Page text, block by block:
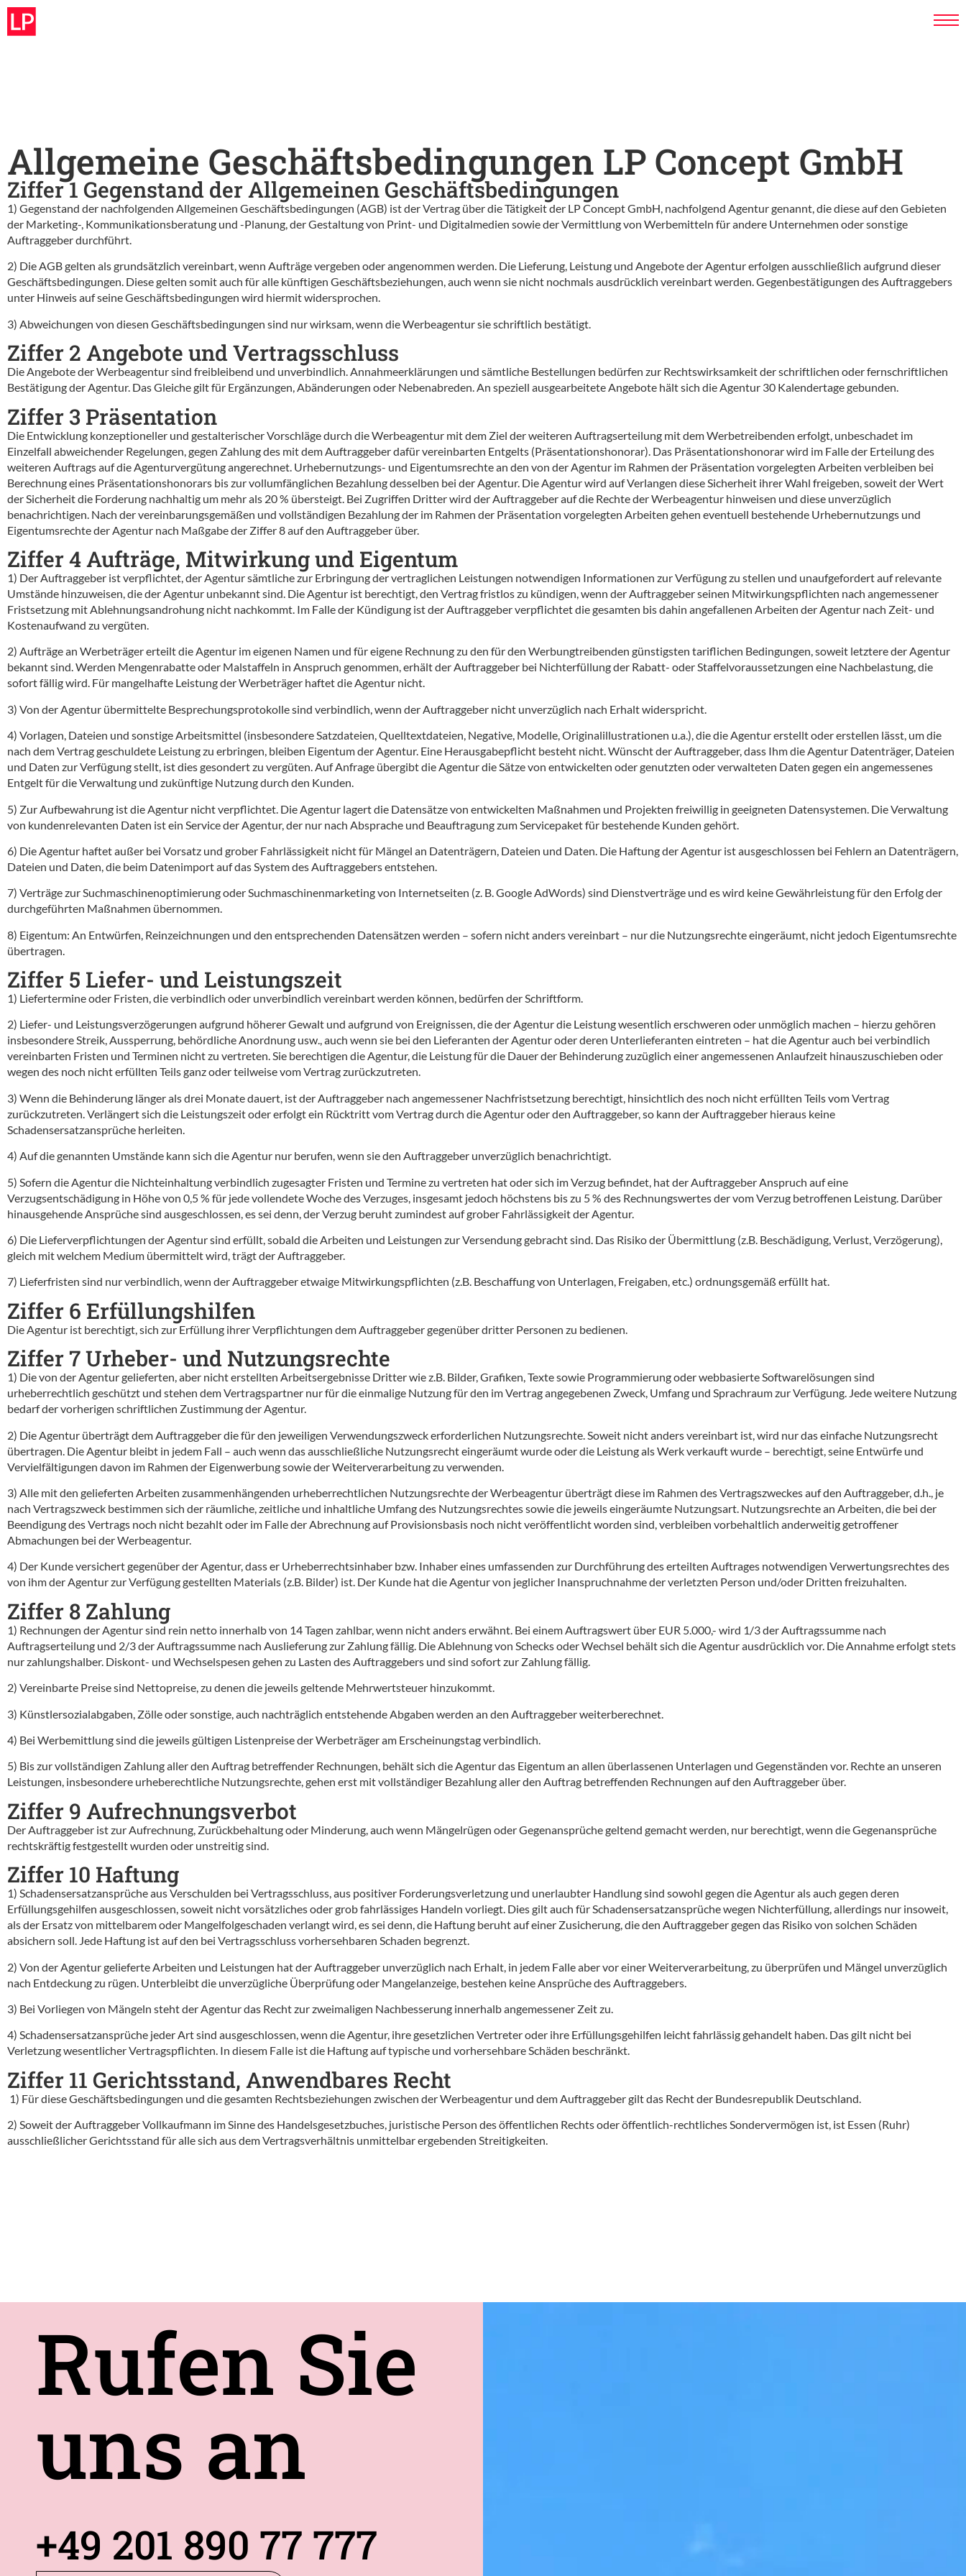
Allgemeine Geschäftsbedingungen LP Concept GmbH
Ziffer 1 Gegenstand der Allgemeinen Geschäftsbedingungen
1) Gegenstand der nachfolgenden Allgemeinen Geschäftsbedingungen (AGB) ist der Vertrag über die Tätigkeit der LP Concept GmbH, nachfolgend Agentur genannt, die diese auf den Gebieten
der Marketing-, Kommunikationsberatung und -Planung, der Gestaltung von Print- und Digitalmedien sowie der Vermittlung von Werbemitteln für andere Unternehmen oder sonstige
Auftraggeber durchführt.
2) Die AGB gelten als grundsätzlich vereinbart, wenn Aufträge vergeben oder angenommen werden. Die Lieferung, Leistung und Angebote der Agentur erfolgen ausschließlich aufgrund dieser
Geschäftsbedingungen. Diese gelten somit auch für alle künftigen Geschäftsbeziehungen, auch wenn sie nicht nochmals ausdrücklich vereinbart werden. Gegenbestätigungen des Auftraggebers
unter Hinweis auf seine Geschäftsbedingungen wird hiermit widersprochen.
3) Abweichungen von diesen Geschäftsbedingungen sind nur wirksam, wenn die Werbeagentur sie schriftlich bestätigt.
Ziffer 2 Angebote und Vertragsschluss
Die Angebote der Werbeagentur sind freibleibend und unverbindlich. Annahmeerklärungen und sämtliche Bestellungen bedürfen zur Rechtswirksamkeit der schriftlichen oder fernschriftlichen
Bestätigung der Agentur. Das Gleiche gilt für Ergänzungen, Abänderungen oder Nebenabreden. An speziell ausgearbeitete Angebote hält sich die Agentur 30 Kalendertage gebunden.
Ziffer 3 Präsentation
Die Entwicklung konzeptioneller und gestalterischer Vorschläge durch die Werbeagentur mit dem Ziel der weiteren Auftragserteilung mit dem Werbetreibenden erfolgt, unbeschadet im
Einzelfall abweichender Regelungen, gegen Zahlung des mit dem Auftraggeber dafür vereinbarten Entgelts (Präsentationshonorar). Das Präsentationshonorar wird im Falle der Erteilung des
weiteren Auftrags auf die Agenturvergütung angerechnet. Urhebernutzungs- und Eigentumsrechte an den von der Agentur im Rahmen der Präsentation vorgelegten Arbeiten verbleiben bei
Berechnung eines Präsentationshonorars bis zur vollumfänglichen Bezahlung desselben bei der Agentur. Die Agentur wird auf Verlangen diese Sicherheit ihrer Wahl freigeben, soweit der Wert
der Sicherheit die Forderung nachhaltig um mehr als 20 % übersteigt. Bei Zugriffen Dritter wird der Auftraggeber auf die Rechte der Werbeagentur hinweisen und diese unverzüglich
benachrichtigen. Nach der vereinbarungsgemäßen und vollständigen Bezahlung der im Rahmen der Präsentation vorgelegten Arbeiten gehen eventuell bestehende Urhebernutzungs und
Eigentumsrechte der Agentur nach Maßgabe der Ziffer 8 auf den Auftraggeber über.
Ziffer 4 Aufträge, Mitwirkung und Eigentum
1) Der Auftraggeber ist verpflichtet, der Agentur sämtliche zur Erbringung der vertraglichen Leistungen notwendigen Informationen zur Verfügung zu stellen und unaufgefordert auf relevante
Umstände hinzuweisen, die der Agentur unbekannt sind. Die Agentur ist berechtigt, den Vertrag fristlos zu kündigen, wenn der Auftraggeber seinen Mitwirkungspflichten nach angemessener
Fristsetzung mit Ablehnungsandrohung nicht nachkommt. Im Falle der Kündigung ist der Auftraggeber verpflichtet die gesamten bis dahin angefallenen Arbeiten der Agentur nach Zeit- und
Kostenaufwand zu vergüten.
2) Aufträge an Werbeträger erteilt die Agentur im eigenen Namen und für eigene Rechnung zu den für den Werbungtreibenden günstigsten tariflichen Bedingungen, soweit letztere der Agentur
bekannt sind. Werden Mengenrabatte oder Malstaffeln in Anspruch genommen, erhält der Auftraggeber bei Nichterfüllung der Rabatt- oder Staffelvoraussetzungen eine Nachbelastung, die
sofort fällig wird. Für mangelhafte Leistung der Werbeträger haftet die Agentur nicht.
3) Von der Agentur übermittelte Besprechungsprotokolle sind verbindlich, wenn der Auftraggeber nicht unverzüglich nach Erhalt widerspricht.
4) Vorlagen, Dateien und sonstige Arbeitsmittel (insbesondere Satzdateien, Quelltextdateien, Negative, Modelle, Originalillustrationen u.a.), die die Agentur erstellt oder erstellen lässt, um die
nach dem Vertrag geschuldete Leistung zu erbringen, bleiben Eigentum der Agentur. Eine Herausgabepflicht besteht nicht. Wünscht der Auftraggeber, dass Ihm die Agentur Datenträger, Dateien
und Daten zur Verfügung stellt, ist dies gesondert zu vergüten. Auf Anfrage übergibt die Agentur die Sätze von entwickelten oder genutzten oder verwalteten Daten gegen ein angemessenes
Entgelt für die Verwaltung und zukünftige Nutzung durch den Kunden.
5) Zur Aufbewahrung ist die Agentur nicht verpflichtet. Die Agentur lagert die Datensätze von entwickelten Maßnahmen und Projekten freiwillig in geeigneten Datensystemen. Die Verwaltung
von kundenrelevanten Daten ist ein Service der Agentur, der nur nach Absprache und Beauftragung zum Servicepaket für bestehende Kunden gehört.
6) Die Agentur haftet außer bei Vorsatz und grober Fahrlässigkeit nicht für Mängel an Datenträgern, Dateien und Daten. Die Haftung der Agentur ist ausgeschlossen bei Fehlern an Datenträgern,
Dateien und Daten, die beim Datenimport auf das System des Auftraggebers entstehen.
7) Verträge zur Suchmaschinenoptimierung oder Suchmaschinenmarketing von Internetseiten (z. B. Google AdWords) sind Dienstverträge und es wird keine Gewährleistung für den Erfolg der
durchgeführten Maßnahmen übernommen.
8) Eigentum: An Entwürfen, Reinzeichnungen und den entsprechenden Datensätzen werden – sofern nicht anders vereinbart – nur die Nutzungsrechte eingeräumt, nicht jedoch Eigentumsrechte
übertragen.
Ziffer 5 Liefer- und Leistungszeit
1) Liefertermine oder Fristen, die verbindlich oder unverbindlich vereinbart werden können, bedürfen der Schriftform.
2) Liefer- und Leistungsverzögerungen aufgrund höherer Gewalt und aufgrund von Ereignissen, die der Agentur die Leistung wesentlich erschweren oder unmöglich machen – hierzu gehören
insbesondere Streik, Aussperrung, behördliche Anordnung usw., auch wenn sie bei den Lieferanten der Agentur oder deren Unterlieferanten eintreten – hat die Agentur auch bei verbindlich
vereinbarten Fristen und Terminen nicht zu vertreten. Sie berechtigen die Agentur, die Leistung für die Dauer der Behinderung zuzüglich einer angemessenen Anlaufzeit hinauszuschieben oder
wegen des noch nicht erfüllten Teils ganz oder teilweise vom Vertrag zurückzutreten.
3) Wenn die Behinderung länger als drei Monate dauert, ist der Auftraggeber nach angemessener Nachfristsetzung berechtigt, hinsichtlich des noch nicht erfüllten Teils vom Vertrag
zurückzutreten. Verlängert sich die Leistungszeit oder erfolgt ein Rücktritt vom Vertrag durch die Agentur oder den Auftraggeber, so kann der Auftraggeber hieraus keine
Schadensersatzansprüche herleiten.
4) Auf die genannten Umstände kann sich die Agentur nur berufen, wenn sie den Auftraggeber unverzüglich benachrichtigt.
5) Sofern die Agentur die Nichteinhaltung verbindlich zugesagter Fristen und Termine zu vertreten hat oder sich im Verzug befindet, hat der Auftraggeber Anspruch auf eine
Verzugsentschädigung in Höhe von 0,5 % für jede vollendete Woche des Verzuges, insgesamt jedoch höchstens bis zu 5 % des Rechnungswertes der vom Verzug betroffenen Leistung. Darüber
hinausgehende Ansprüche sind ausgeschlossen, es sei denn, der Verzug beruht zumindest auf grober Fahrlässigkeit der Agentur.
6) Die Lieferverpflichtungen der Agentur sind erfüllt, sobald die Arbeiten und Leistungen zur Versendung gebracht sind. Das Risiko der Übermittlung (z.B. Beschädigung, Verlust, Verzögerung),
gleich mit welchem Medium übermittelt wird, trägt der Auftraggeber.
7) Lieferfristen sind nur verbindlich, wenn der Auftraggeber etwaige Mitwirkungspflichten (z.B. Beschaffung von Unterlagen, Freigaben, etc.) ordnungsgemäß erfüllt hat.
Ziffer 6 Erfüllungshilfen
Die Agentur ist berechtigt, sich zur Erfüllung ihrer Verpflichtungen dem Auftraggeber gegenüber dritter Personen zu bedienen.
Ziffer 7 Urheber- und Nutzungsrechte
1) Die von der Agentur gelieferten, aber nicht erstellten Arbeitsergebnisse Dritter wie z.B. Bilder, Grafiken, Texte sowie Programmierung oder webbasierte Softwarelösungen sind
urheberrechtlich geschützt und stehen dem Vertragspartner nur für die einmalige Nutzung für den im Vertrag angegebenen Zweck, Umfang und Sprachraum zur Verfügung. Jede weitere Nutzung
bedarf der vorherigen schriftlichen Zustimmung der Agentur.
2) Die Agentur überträgt dem Auftraggeber die für den jeweiligen Verwendungszweck erforderlichen Nutzungsrechte. Soweit nicht anders vereinbart ist, wird nur das einfache Nutzungsrecht
übertragen. Die Agentur bleibt in jedem Fall – auch wenn das ausschließliche Nutzungsrecht eingeräumt wurde oder die Leistung als Werk verkauft wurde – berechtigt, seine Entwürfe und
Vervielfältigungen davon im Rahmen der Eigenwerbung sowie der Weiterverarbeitung zu verwenden.
3) Alle mit den gelieferten Arbeiten zusammenhängenden urheberrechtlichen Nutzungsrechte der Werbeagentur überträgt diese im Rahmen des Vertragszweckes auf den Auftraggeber, d.h., je
nach Vertragszweck bestimmen sich der räumliche, zeitliche und inhaltliche Umfang des Nutzungsrechtes sowie die jeweils eingeräumte Nutzungsart. Nutzungsrechte an Arbeiten, die bei der
Beendigung des Vertrags noch nicht bezahlt oder im Falle der Abrechnung auf Provisionsbasis noch nicht veröffentlicht worden sind, verbleiben vorbehaltlich anderweitig getroffener
Abmachungen bei der Werbeagentur.
4) Der Kunde versichert gegenüber der Agentur, dass er Urheberrechtsinhaber bzw. Inhaber eines umfassenden zur Durchführung des erteilten Auftrages notwendigen Verwertungsrechtes des
von ihm der Agentur zur Verfügung gestellten Materials (z.B. Bilder) ist. Der Kunde hat die Agentur von jeglicher Inanspruchnahme der verletzten Person und/oder Dritten freizuhalten.
Ziffer 8 Zahlung
1) Rechnungen der Agentur sind rein netto innerhalb von 14 Tagen zahlbar, wenn nicht anders erwähnt. Bei einem Auftragswert über EUR 5.000,- wird 1/3 der Auftragssumme nach
Auftragserteilung und 2/3 der Auftragssumme nach Auslieferung zur Zahlung fällig. Die Ablehnung von Schecks oder Wechsel behält sich die Agentur ausdrücklich vor. Die Annahme erfolgt stets
nur zahlungshalber. Diskont- und Wechselspesen gehen zu Lasten des Auftraggebers und sind sofort zur Zahlung fällig.
2) Vereinbarte Preise sind Nettopreise, zu denen die jeweils geltende Mehrwertsteuer hinzukommt.
3) Künstlersozialabgaben, Zölle oder sonstige, auch nachträglich entstehende Abgaben werden an den Auftraggeber weiterberechnet.
4) Bei Werbemittlung sind die jeweils gültigen Listenpreise der Werbeträger am Erscheinungstag verbindlich.
5) Bis zur vollständigen Zahlung aller den Auftrag betreffender Rechnungen, behält sich die Agentur das Eigentum an allen überlassenen Unterlagen und Gegenständen vor. Rechte an unseren
Leistungen, insbesondere urheberechtliche Nutzungsrechte, gehen erst mit vollständiger Bezahlung aller den Auftrag betreffenden Rechnungen auf den Auftraggeber über.
Ziffer 9 Aufrechnungsverbot
Der Auftraggeber ist zur Aufrechnung, Zurückbehaltung oder Minderung, auch wenn Mängelrügen oder Gegenansprüche geltend gemacht werden, nur berechtigt, wenn die Gegenansprüche
rechtskräftig festgestellt wurden oder unstreitig sind.
Ziffer 10 Haftung
1) Schadensersatzansprüche aus Verschulden bei Vertragsschluss, aus positiver Forderungsverletzung und unerlaubter Handlung sind sowohl gegen die Agentur als auch gegen deren
Erfüllungsgehilfen ausgeschlossen, soweit nicht vorsätzliches oder grob fahrlässiges Handeln vorliegt. Dies gilt auch für Schadensersatzansprüche wegen Nichterfüllung, allerdings nur insoweit,
als der Ersatz von mittelbarem oder Mangelfolgeschaden verlangt wird, es sei denn, die Haftung beruht auf einer Zusicherung, die den Auftraggeber gegen das Risiko von solchen Schäden
absichern soll. Jede Haftung ist auf den bei Vertragsschluss vorhersehbaren Schaden begrenzt.
2) Von der Agentur gelieferte Arbeiten und Leistungen hat der Auftraggeber unverzüglich nach Erhalt, in jedem Falle aber vor einer Weiterverarbeitung, zu überprüfen und Mängel unverzüglich
nach Entdeckung zu rügen. Unterbleibt die unverzügliche Überprüfung oder Mangelanzeige, bestehen keine Ansprüche des Auftraggebers.
3) Bei Vorliegen von Mängeln steht der Agentur das Recht zur zweimaligen Nachbesserung innerhalb angemessener Zeit zu.
4) Schadensersatzansprüche jeder Art sind ausgeschlossen, wenn die Agentur, ihre gesetzlichen Vertreter oder ihre Erfüllungsgehilfen leicht fahrlässig gehandelt haben. Das gilt nicht bei
Verletzung wesentlicher Vertragspflichten. In diesem Falle ist die Haftung auf typische und vorhersehbare Schäden beschränkt.
Ziffer 11 Gerichtsstand, Anwendbares Recht
1) Für diese Geschäftsbedingungen und die gesamten Rechtsbeziehungen zwischen der Werbeagentur und dem Auftraggeber gilt das Recht der Bundesrepublik Deutschland.
2) Soweit der Auftraggeber Vollkaufmann im Sinne des Handelsgesetzbuches, juristische Person des öffentlichen Rechts oder öffentlich-rechtliches Sondervermögen ist, ist Essen (Ruhr)
ausschließlicher Gerichtsstand für alle sich aus dem Vertragsverhältnis unmittelbar ergebenden Streitigkeiten.
Rufen Sie
uns an
+49 201 890 77 777